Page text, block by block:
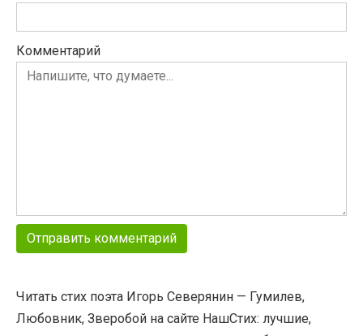
Комментарий
Читать стих поэта Игорь Северянин — Гумилев,
Любовник, Зверобой на сайте НашСтих: лучшие,